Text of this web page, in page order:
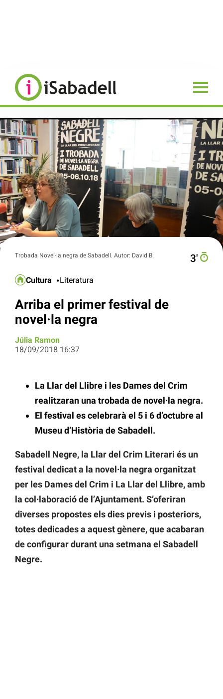
Trobada Novel·la negra de Sabadell. Autor: David B. 3′
Cultura Literatura
Arriba el primer festival de
novel·la negra
Júlia Ramon
18/09/2018 16:37
La Llar del Llibre i les Dames del Crim
realitzaran una trobada de novel·la negra.
El festival es celebrarà el 5 i 6 d’octubre al
Museu d’Història de Sabadell.
Sabadell Negre, la Llar del Crim Literari és un
festival dedicat a la novel·la negra organitzat
per les Dames del Crim i La Llar del Llibre, amb
la col·laboració de l’Ajuntament. S’oferiran
diverses propostes els dies previs i posteriors,
totes dedicades a aquest gènere, que acabaran
de configurar durant una setmana el Sabadell
Negre.